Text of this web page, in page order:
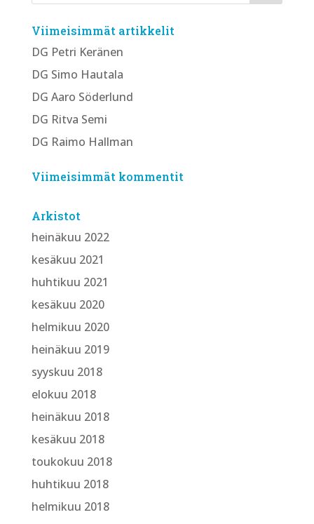
Viimeisimmät artikkelit
DG Petri Keränen
DG Simo Hautala
DG Aaro Söderlund
DG Ritva Semi
DG Raimo Hallman
Viimeisimmät kommentit
Arkistot
heinäkuu 2022
kesäkuu 2021
huhtikuu 2021
kesäkuu 2020
helmikuu 2020
heinäkuu 2019
syyskuu 2018
elokuu 2018
heinäkuu 2018
kesäkuu 2018
toukokuu 2018
huhtikuu 2018
helmikuu 2018